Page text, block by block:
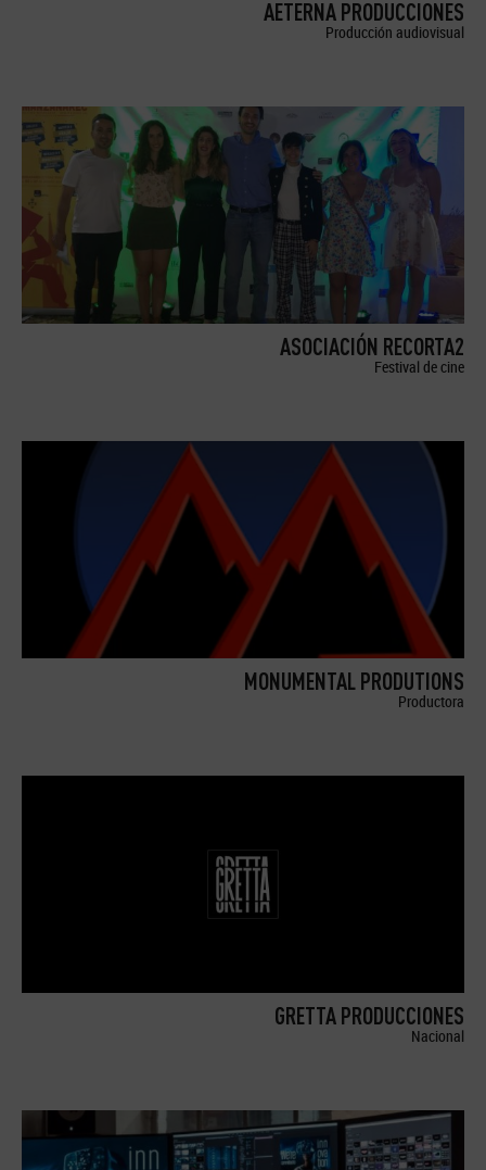
AETERNA PRODUCCIONES
Producción audiovisual
ASOCIACIÓN RECORTA2
Festival de cine
MONUMENTAL PRODUTIONS
Productora
GRETTA PRODUCCIONES
Nacional